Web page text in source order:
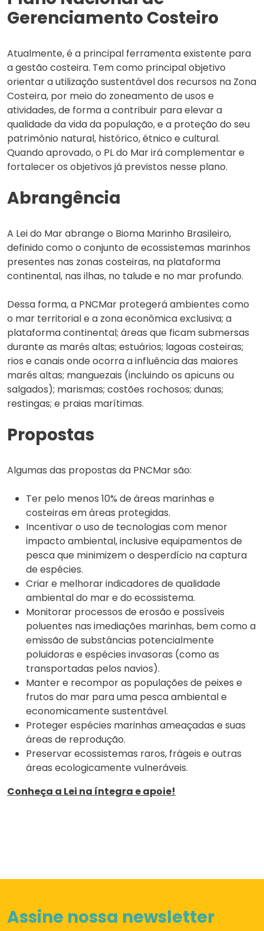
Gerenciamento Costeiro
Atualmente, é a principal ferramenta existente para
a gestão costeira. Tem como principal objetivo
orientar a utilização sustentável dos recursos na Zona
Costeira, por meio do zoneamento de usos e
atividades, de forma a contribuir para elevar a
qualidade da vida da população, e a proteção do seu
patrimônio natural, histórico, étnico e cultural.
Quando aprovado, o PL do Mar irá complementar e
fortalecer os objetivos já previstos nesse plano.
Abrangência
A Lei do Mar abrange o Bioma Marinho Brasileiro,
definido como o conjunto de ecossistemas marinhos
presentes nas zonas costeiras, na plataforma
continental, nas ilhas, no talude e no mar profundo.
Dessa forma, a PNCMar protegerá ambientes como
o mar territorial e a zona econômica exclusiva; a
plataforma continental; áreas que ficam submersas
durante as marés altas; estuários; lagoas costeiras;
rios e canais onde ocorra a influência das maiores
marés altas; manguezais (incluindo os apicuns ou
salgados); marismas; costões rochosos; dunas;
restingas; e praias marítimas.
Propostas
Algumas das propostas da PNCMar são:
Ter pelo menos 10% de áreas marinhas e
costeiras em áreas protegidas.
Incentivar o uso de tecnologias com menor
impacto ambiental, inclusive equipamentos de
pesca que minimizem o desperdício na captura
de espécies.
Criar e melhorar indicadores de qualidade
ambiental do mar e do ecossistema.
Monitorar processos de erosão e possíveis
poluentes nas imediações marinhas, bem como a
emissão de substâncias potencialmente
poluidoras e espécies invasoras (como as
transportadas pelos navios).
Manter e recompor as populações de peixes e
frutos do mar para uma pesca ambiental e
economicamente sustentável.
Proteger espécies marinhas ameaçadas e suas
áreas de reprodução.
Preservar ecossistemas raros, frágeis e outras
áreas ecologicamente vulneráveis.
Conheça a Lei na íntegra e apoie!
Assine nossa newsletter